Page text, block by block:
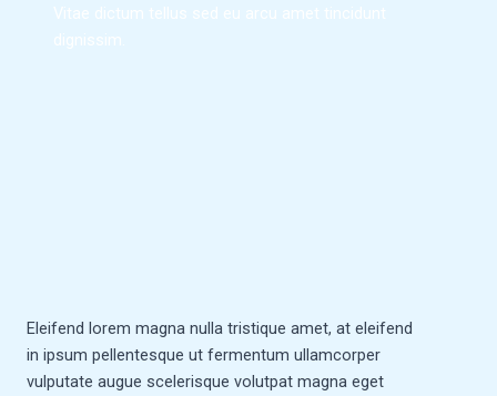
Vitae dictum tellus sed eu arcu amet tincidunt
dignissim.
Eleifend lorem magna nulla tristique amet, at eleifend
in ipsum pellentesque ut fermentum ullamcorper
vulputate augue scelerisque volutpat magna eget